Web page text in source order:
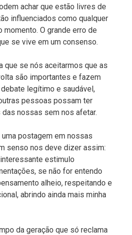
achar que estão livres de
influenciados como qualquer
momento. O grande erro de
se vive em um consenso.
que se nós aceitarmos que as
são importantes e fazem
legítimo e saudável,
pessoas possam ter
nossas sem nos afetar.
postagem em nossas
senso nos deve dizer assim:
estimulo
se não for entendo
alheio, respeitando e
abrindo ainda mais minha
da geração que só reclama